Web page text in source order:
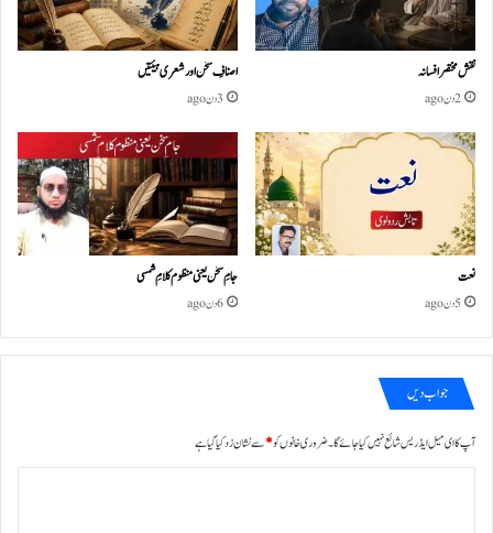
نقش مختصر افسانہ
2 دن ago
اصنافِ سخن اور شعری ہیئتیں
3 دن ago
نعت
5 دن ago
جامِ سخن یعنی منظوم کلامِ شمسی
6 دن ago
جواب دیں
آپ کا ای میل ایڈریس شائع نہیں کیا جائے گا۔ضروری خانوں کو*سے نشان زد کیا گیا ہے